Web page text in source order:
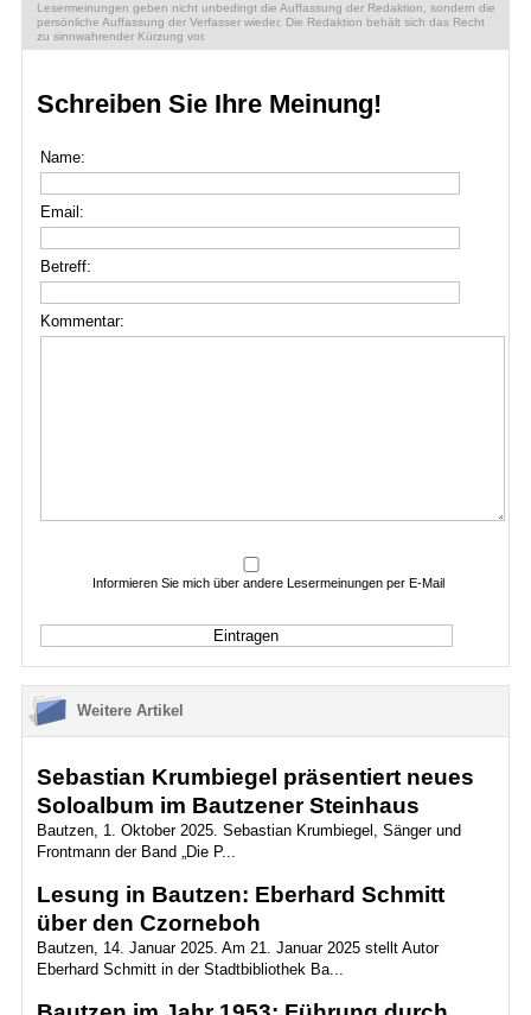
Lesermeinungen geben nicht unbedingt die Auffassung der Redaktion, sondern die
persönliche Auffassung der Verfasser wieder. Die Redaktion behält sich das Recht
zu sinnwahrender Kürzung vor.
Schreiben Sie Ihre Meinung!
Name:
Email:
Betreff:
Kommentar:
Informieren Sie mich über andere Lesermeinungen per E-Mail
Weitere Artikel
Sebastian Krumbiegel präsentiert neues
Soloalbum im Bautzener Steinhaus
Bautzen, 1. Oktober 2025. Sebastian Krumbiegel, Sänger und
Frontmann der Band „Die P...
Lesung in Bautzen: Eberhard Schmitt
über den Czorneboh
Bautzen, 14. Januar 2025. Am 21. Januar 2025 stellt Autor
Eberhard Schmitt in der Stadtbibliothek Ba...